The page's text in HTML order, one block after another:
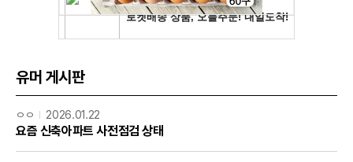
유머 게시판
ㅇㅇ 2026.01.22
요즘 신축아파트 사전점검 상태